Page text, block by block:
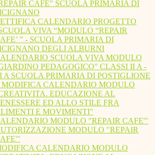
CAFE" SCUOLA PRIMARIA DI
CALENDARIO PROGETTO
VIVA “MODULO “REPAIR
” - SCUOLA PRIMARIA DI
DEGLI ALBURNI
SCUOLA VIVA MODULO
PEDAGOGICO" CLASSI II A -
A SCUOLA PRIMARIA DI POSTIGLIONE
CALENDARIO MODULO
EDUCAZIONE AL
ED ALLO STILE FRA
E MOVIMENTI"
MODULO "REPAIR CAFE'"
MODULO "REPAIR
CALENDARIO MODULO